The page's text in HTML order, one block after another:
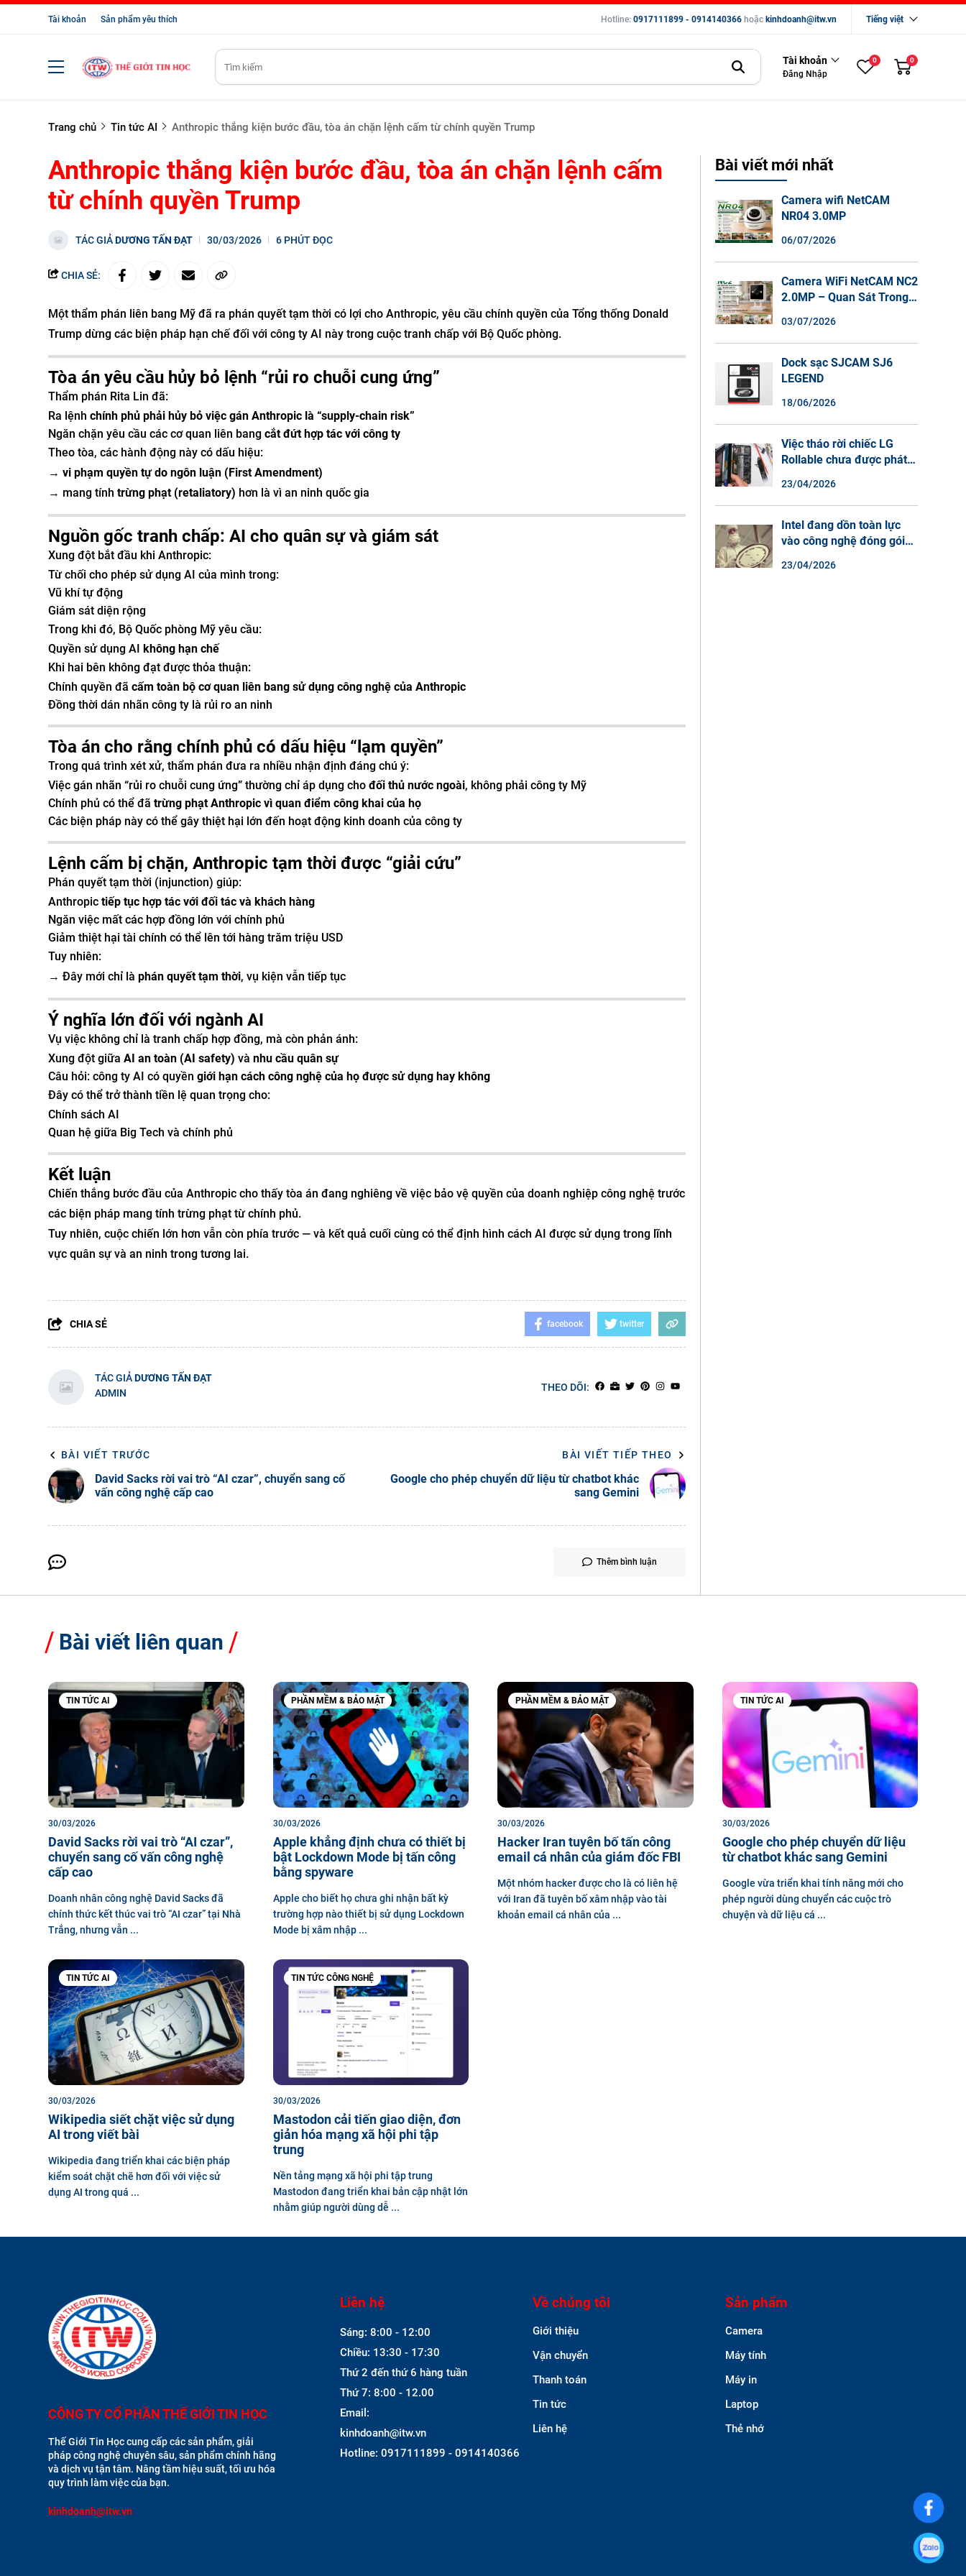
Tài khoản Sản phẩm yêu thích Hotline: 0917111899 - 0914140366 hoặc kinhdoanh@itw.vn Tiếng việt
Tài khoản
Đăng Nhập
0 0
Trang chủ Tin tức AI Anthropic thắng kiện bước đầu, tòa án chặn lệnh cấm từ chính quyền Trump
Anthropic thắng kiện bước đầu, tòa án chặn lệnh cấm
từ chính quyền Trump
TÁC GIẢDƯƠNG TẤN ĐẠT 30/03/2026 6 PHÚT ĐỌC
CHIA SẺ:
Một thẩm phán liên bang Mỹ đã ra phán quyết tạm thời có lợi cho Anthropic, yêu cầu chính quyền của Tổng thống Donald
Trump dừng các biện pháp hạn chế đối với công ty AI này trong cuộc tranh chấp với Bộ Quốc phòng.
Tòa án yêu cầu hủy bỏ lệnh “rủi ro chuỗi cung ứng”
Thẩm phán Rita Lin đã:
Ra lệnh chính phủ phải hủy bỏ việc gán Anthropic là “supply-chain risk”
Ngăn chặn yêu cầu các cơ quan liên bang cắt đứt hợp tác với công ty
Theo tòa, các hành động này có dấu hiệu:
→ vi phạm quyền tự do ngôn luận (First Amendment)
→ mang tính trừng phạt (retaliatory) hơn là vì an ninh quốc gia
Nguồn gốc tranh chấp: AI cho quân sự và giám sát
Xung đột bắt đầu khi Anthropic:
Từ chối cho phép sử dụng AI của mình trong:
Vũ khí tự động
Giám sát diện rộng
Trong khi đó, Bộ Quốc phòng Mỹ yêu cầu:
Quyền sử dụng AI không hạn chế
Khi hai bên không đạt được thỏa thuận:
Chính quyền đã cấm toàn bộ cơ quan liên bang sử dụng công nghệ của Anthropic
Đồng thời dán nhãn công ty là rủi ro an ninh
Tòa án cho rằng chính phủ có dấu hiệu “lạm quyền”
Trong quá trình xét xử, thẩm phán đưa ra nhiều nhận định đáng chú ý:
Việc gán nhãn “rủi ro chuỗi cung ứng” thường chỉ áp dụng cho đối thủ nước ngoài, không phải công ty Mỹ
Chính phủ có thể đã trừng phạt Anthropic vì quan điểm công khai của họ
Các biện pháp này có thể gây thiệt hại lớn đến hoạt động kinh doanh của công ty
Lệnh cấm bị chặn, Anthropic tạm thời được “giải cứu”
Phán quyết tạm thời (injunction) giúp:
Anthropic tiếp tục hợp tác với đối tác và khách hàng
Ngăn việc mất các hợp đồng lớn với chính phủ
Giảm thiệt hại tài chính có thể lên tới hàng trăm triệu USD
Tuy nhiên:
→ Đây mới chỉ là phán quyết tạm thời, vụ kiện vẫn tiếp tục
Ý nghĩa lớn đối với ngành AI
Vụ việc không chỉ là tranh chấp hợp đồng, mà còn phản ánh:
Xung đột giữa AI an toàn (AI safety) và nhu cầu quân sự
Câu hỏi: công ty AI có quyền giới hạn cách công nghệ của họ được sử dụng hay không
Đây có thể trở thành tiền lệ quan trọng cho:
Chính sách AI
Quan hệ giữa Big Tech và chính phủ
Kết luận
Chiến thắng bước đầu của Anthropic cho thấy tòa án đang nghiêng về việc bảo vệ quyền của doanh nghiệp công nghệ trước
các biện pháp mang tính trừng phạt từ chính phủ.
Tuy nhiên, cuộc chiến lớn hơn vẫn còn phía trước — và kết quả cuối cùng có thể định hình cách AI được sử dụng trong lĩnh
vực quân sự và an ninh trong tương lai.
CHIA SẺ facebook twitter
TÁC GIẢDƯƠNG TẤN ĐẠT
ADMIN
THEO DÕI:
BÀI VIẾT TRƯỚC
David Sacks rời vai trò “AI czar”, chuyển sang cố
vấn công nghệ cấp cao
BÀI VIẾT TIẾP THEO
Google cho phép chuyển dữ liệu từ chatbot khác
sang Gemini
Thêm bình luận
Bài viết mới nhất
Camera wifi NetCAM
NR04 3.0MP
06/07/2026
Camera WiFi NetCAM NC2
2.0MP – Quan Sát Trong
Màu Ban Đêm, Đàm Thoại
2 Chiều
03/07/2026
Dock sạc SJCAM SJ6
LEGEND
18/06/2026
Việc tháo rời chiếc LG
Rollable chưa được phát
sao điện thoại màn hình
cuộn không phải là một xu
hướng.
23/04/2026
Intel đang dồn toàn lực
vào công nghệ đóng gói
23/04/2026
Bài viết liên quan
TIN TỨC AI
30/03/2026
David Sacks rời vai trò “AI czar”,
chuyển sang cố vấn công nghệ
cấp cao
Doanh nhân công nghệ David Sacks đã
chính thức kết thúc vai trò “AI czar” tại Nhà
Trắng, nhưng vẫn ...
PHẦN MỀM & BẢO MẬT
30/03/2026
Apple khẳng định chưa có thiết bị
bật Lockdown Mode bị tấn công
bằng spyware
Apple cho biết họ chưa ghi nhận bất kỳ
trường hợp nào thiết bị sử dụng Lockdown
Mode bị xâm nhập ...
PHẦN MỀM & BẢO MẬT
30/03/2026
Hacker Iran tuyên bố tấn công
email cá nhân của giám đốc FBI
Một nhóm hacker được cho là có liên hệ
với Iran đã tuyên bố xâm nhập vào tài
khoản email cá nhân của ...
TIN TỨC AI
30/03/2026
Google cho phép chuyển dữ liệu
từ chatbot khác sang Gemini
Google vừa triển khai tính năng mới cho
phép người dùng chuyển các cuộc trò
chuyện và dữ liệu cá ...
TIN TỨC AI
30/03/2026
Wikipedia siết chặt việc sử dụng
AI trong viết bài
Wikipedia đang triển khai các biện pháp
kiểm soát chặt chẽ hơn đối với việc sử
dụng AI trong quá ...
TIN TỨC CÔNG NGHỆ
30/03/2026
Mastodon cải tiến giao diện, đơn
giản hóa mạng xã hội phi tập
trung
Nền tảng mạng xã hội phi tập trung
Mastodon đang triển khai bản cập nhật lớn
nhằm giúp người dùng dễ ...
CÔNG TY CỔ PHẦN THẾ GIỚI TIN HỌC
Thế Giới Tin Học cung cấp các sản phẩm, giải
pháp công nghệ chuyên sâu, sản phẩm chính hãng
và dịch vụ tận tâm. Nâng tầm hiệu suất, tối ưu hóa
quy trình làm việc của bạn.
kinhdoanh@itw.vn
Liên hệ
Sáng: 8:00 - 12:00
Chiều: 13:30 - 17:30
Thứ 2 đến thứ 6 hàng tuần
Thứ 7: 8:00 - 12.00
Email:
kinhdoanh@itw.vn
Hotline: 0917111899 - 0914140366
Về chúng tôi
Giới thiệu
Vận chuyển
Thanh toán
Tin tức
Liên hệ
Sản phẩm
Camera
Máy tính
Máy in
Laptop
Thẻ nhớ